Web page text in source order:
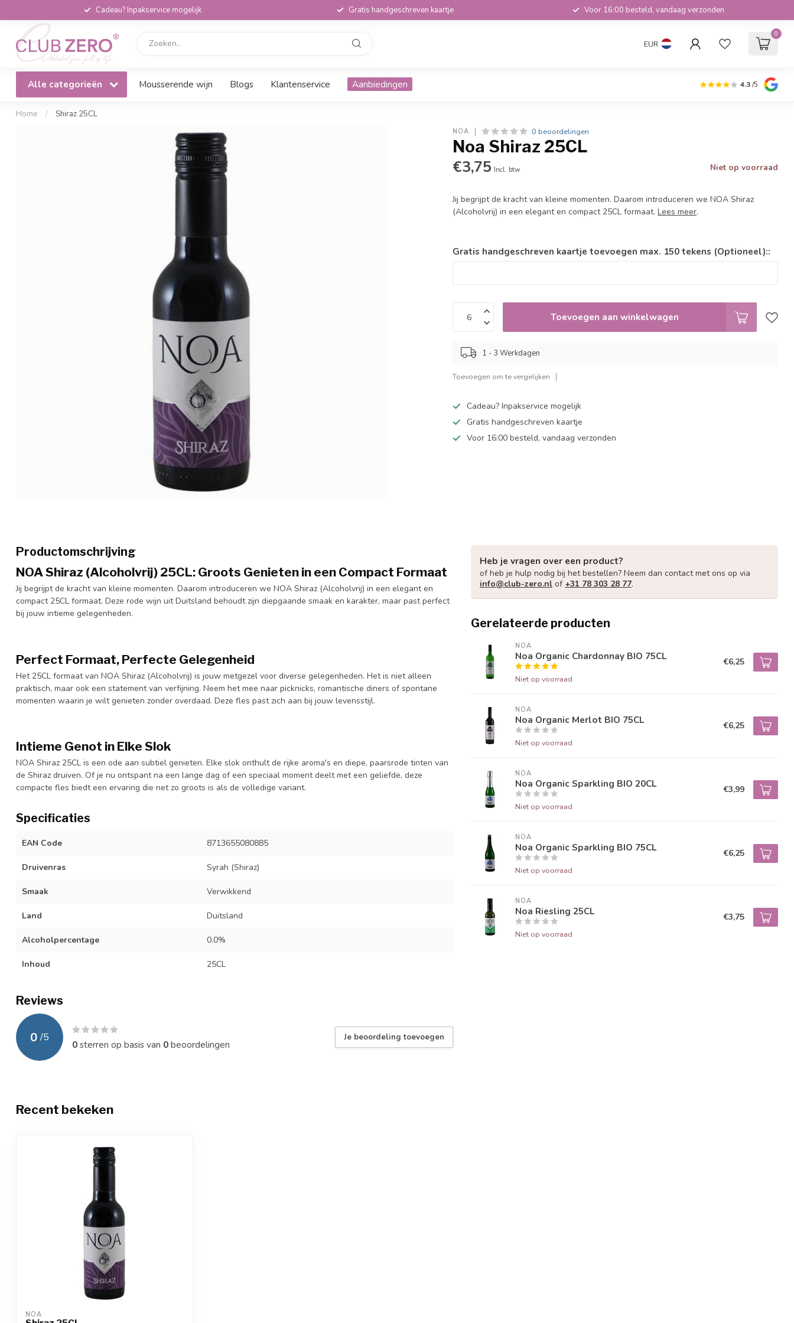
Cadeau? Inpakservice mogelijk Gratis handgeschreven kaartje Voor 16:00 besteld, vandaag verzonden
EUR
0
Alle categorieën Mousserende wijn Blogs Klantenservice Aanbiedingen 4.3/5
Home / Shiraz 25CL
NOA 0 beoordelingen
Noa Shiraz 25CL
€3,75 Incl. btw Niet op voorraad
Jij begrijpt de kracht van kleine momenten. Daarom introduceren we NOA Shiraz
(Alcoholvrij) in een elegant en compact 25CL formaat.Lees meer.
Gratis handgeschreven kaartje toevoegen max. 150 tekens (Optioneel)::
Toevoegen aan winkelwagen
1 - 3 Werkdagen
Toevoegen om te vergelijken
Cadeau? Inpakservice mogelijk
Gratis handgeschreven kaartje
Voor 16:00 besteld, vandaag verzonden
Productomschrijving
NOA Shiraz (Alcoholvrij) 25CL: Groots Genieten in een Compact Formaat
Jij begrijpt de kracht van kleine momenten. Daarom introduceren we NOA Shiraz (Alcoholvrij) in een elegant en
compact 25CL formaat. Deze rode wijn uit Duitsland behoudt zijn diepgaande smaak en karakter, maar past perfect
bij jouw intieme gelegenheden.
Perfect Formaat, Perfecte Gelegenheid
Het 25CL formaat van NOA Shiraz (Alcoholvrij) is jouw metgezel voor diverse gelegenheden. Het is niet alleen
praktisch, maar ook een statement van verfijning. Neem het mee naar picknicks, romantische diners of spontane
momenten waarin je wilt genieten zonder overdaad. Deze fles past zich aan bij jouw levensstijl.
Intieme Genot in Elke Slok
NOA Shiraz 25CL is een ode aan subtiel genieten. Elke slok onthult de rijke aroma's en diepe, paarsrode tinten van
de Shiraz druiven. Of je nu ontspant na een lange dag of een speciaal moment deelt met een geliefde, deze
compacte fles biedt een ervaring die net zo groots is als de volledige variant.
Specificaties
EAN Code 8713655080885
Druivenras Syrah (Shiraz)
Smaak Verwikkend
Land Duitsland
Alcoholpercentage 0.0%
Inhoud 25CL
Reviews
0 /5
0sterren op basis van 0beoordelingen
Je beoordeling toevoegen
Heb je vragen over een product?
of heb je hulp nodig bij het bestellen? Neem dan contact met ons op via
info@club-zero.nl of +31 78 303 28 77.
Gerelateerde producten
NOA
Noa Organic Chardonnay BIO 75CL
Niet op voorraad
€6,25
NOA
Noa Organic Merlot BIO 75CL
Niet op voorraad
€6,25
NOA
Noa Organic Sparkling BIO 20CL
Niet op voorraad
€3,99
NOA
Noa Organic Sparkling BIO 75CL
Niet op voorraad
€6,25
NOA
Noa Riesling 25CL
Niet op voorraad
€3,75
Recent bekeken
NOA